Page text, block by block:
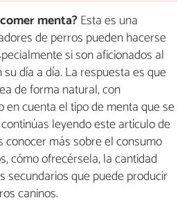
menta?Esta es una
de perros pueden hacerse
si son aficionados al
día a día. La respuesta es que
de forma natural, con
en cuenta el tipo de menta que se
leyendo este artículo de
conocer más sobre el consumo
cómo ofrecérsela, la cantidad
secundarios que puede producir
caninos.